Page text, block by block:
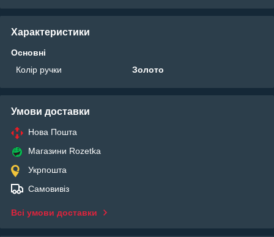
Характеристики
Основні
Колір ручки
Золото
Умови доставки
Нова Пошта
Магазини Rozetka
Укрпошта
Самовивіз
Всі умови доставки